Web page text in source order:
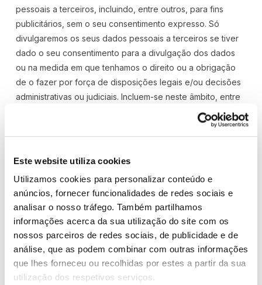
Este website utiliza cookies
Utilizamos cookies para personalizar conteúdo e
anúncios, fornecer funcionalidades de redes sociais e
analisar o nosso tráfego. Também partilhamos
informações acerca da sua utilização do site com os
nossos parceiros de redes sociais, de publicidade e de
análise, que as podem combinar com outras informações
que lhes forneceu ou recolhidas por estes a partir da sua
utilização dos respetivos serviços.
pessoais a terceiros, incluindo, entre outros, para fins
publicitários, sem o seu consentimento expresso. Só
divulgaremos os seus dados pessoais a terceiros se tiver
dado o seu consentimento para a divulgação dos dados
ou na medida em que tenhamos o direito ou a obrigação
de o fazer por força de disposições legais e/ou decisões
administrativas ou judiciais. Incluem-se neste âmbito, entre
outros exemplos, o fornecimento de informações para
efeitos de prossecução de ação penal, para evitar ou
5. Fundamento jurídico do
tratamento da dados (Base de
Licitude)
Ao longo deste Compromisso de Proteção de Dados
Pessoais informamo-lo sobre o fundamento jurídico com
base no qual tratamos os seus dados pessoais.